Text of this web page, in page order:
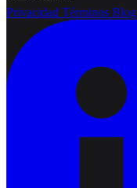
Privacidad Términos Blog